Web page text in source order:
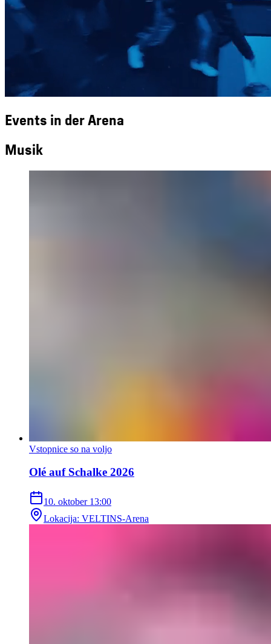
Events in der Arena
Musik
Vstopnice so na voljo
Olé auf Schalke 2026
10. oktober 13:00
Lokacija: VELTINS-Arena